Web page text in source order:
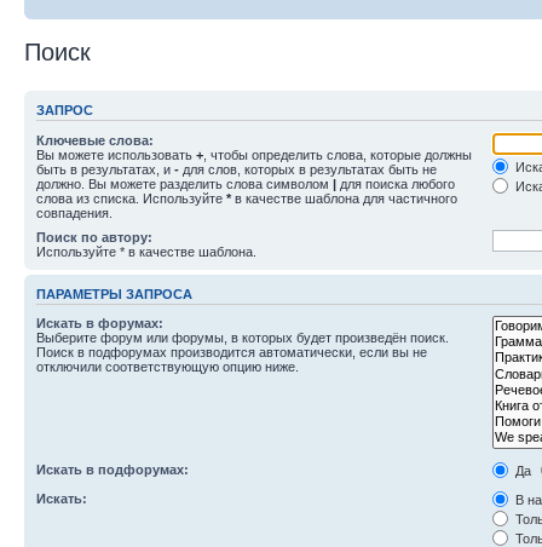
Поиск
ЗАПРОС
Ключевые слова:
Вы можете использовать + , чтобы определить слова, которые должны
быть в результатах, и - для слов, которых в результатах быть не
должно. Вы можете разделить слова символом | для поиска любого
слова из списка. Используйте * в качестве шаблона для частичного
совпадения.
Поиск по автору:
Используйте * в качестве шаблона.
ПАРАМЕТРЫ ЗАПРОСА
Искать в форумах:
Выберите форум или форумы, в которых будет произведён поиск.
Поиск в подфорумах производится автоматически, если вы не
отключили соответствующую опцию ниже.
Искать в подфорумах:
Да
Искать:
В